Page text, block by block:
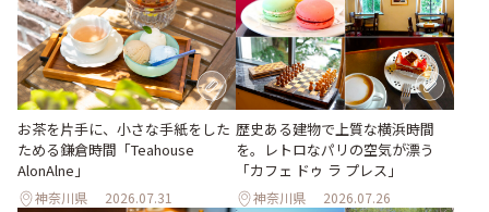
お茶を片手に、小さな手紙をした
ためる鎌倉時間「Teahouse
AlonAlne」
神奈川県 2026.07.31
歴史ある建物で上質な横浜時間
を。レトロなパリの空気が漂う
「カフェ ドゥ ラ プレス」
神奈川県 2026.07.26